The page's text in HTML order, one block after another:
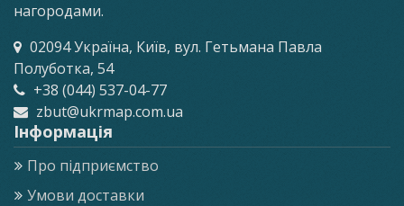
нагородами.
02094 Україна, Київ, вул. Гетьмана Павла
Полуботка, 54
+38 (044) 537-04-77
zbut@ukrmap.com.ua
Інформація
Про підприємство
Умови доставки